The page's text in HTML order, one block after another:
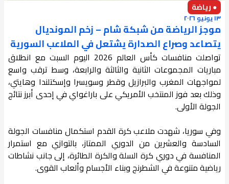
● رياضة
١٣ يونيو ٢٠٢٦
موجز الرياضة من شبكة شام – زخم المونديال
يتصاعد وصراع الصدارة يشتعل في الملاعب السورية
تواصلت منافسات كأس العالم 2026 اليوم السبت مع انطلاق
مباريات المجموعات الثانية والثالثة والرابعة، وسط ترقب واسع
لمواجهات المغرب والبرازيل وقطر وسويسرا وإسكتلندا وهايتي،
وذلك بعد فوز المنتخب الأمريكي على باراغواي في إحدى أبرز نتائج
الجولة الأولى.
وفي سوريا، شهدت ملاعب كرة القدم استكمال منافسات الجولة
السادسة والعشرين من الدوري الممتاز، بالتوازي مع استمرار
المنافسة في دوري كرة السلة والكرة الطائرة، إلى جانب نشاطات
رياضية متنوعة في الشطرنج وبناء الأجسام وألعاب القوى.